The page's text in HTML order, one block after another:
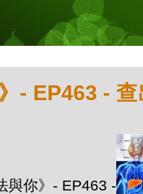
- EP463 -
與你》- EP463 -